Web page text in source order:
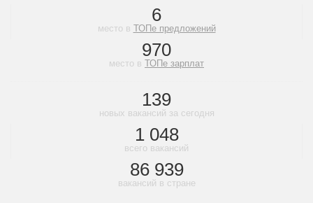
6
место в ТОПе предложений
970
место в ТОПе зарплат
139
новых вакансий за сегодня
1 048
всего вакансий
86 939
вакансий в стране